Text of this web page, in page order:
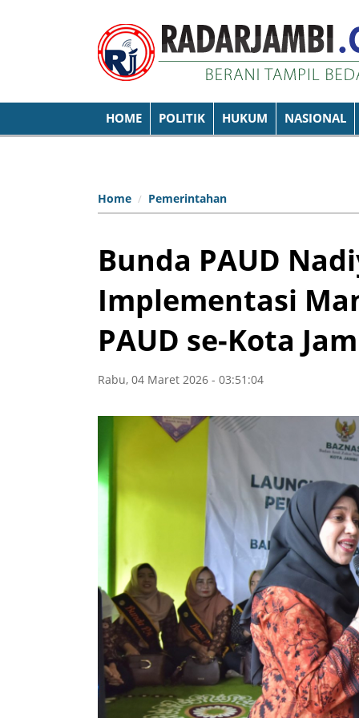
HOME POLITIK HUKUM NASIONAL
Home Pemerintahan
Bunda PAUD
Implementasi
PAUD se-Kota
Rabu, 04 Maret 2026 - 03:51:04